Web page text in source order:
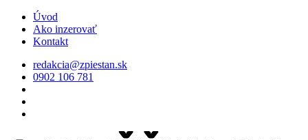
Úvod
Ako inzerovať
Kontakt
redakcia@zpiestan.sk
0902 106 781